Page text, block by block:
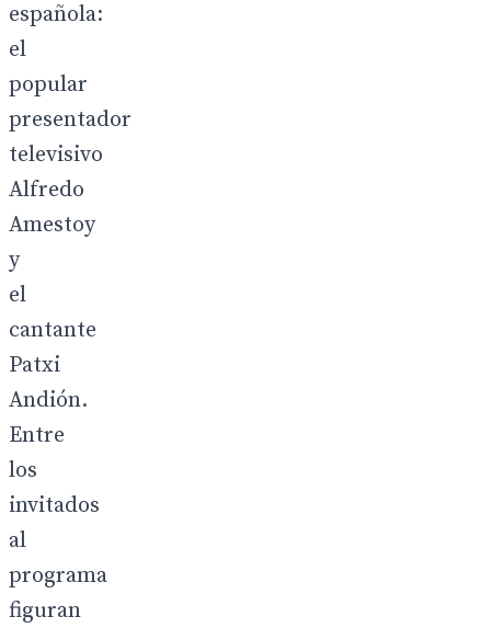
española:
el
popular
presentador
televisivo
Alfredo
Amestoy
y
el
cantante
Patxi
Andión.
Entre
los
invitados
al
programa
figuran